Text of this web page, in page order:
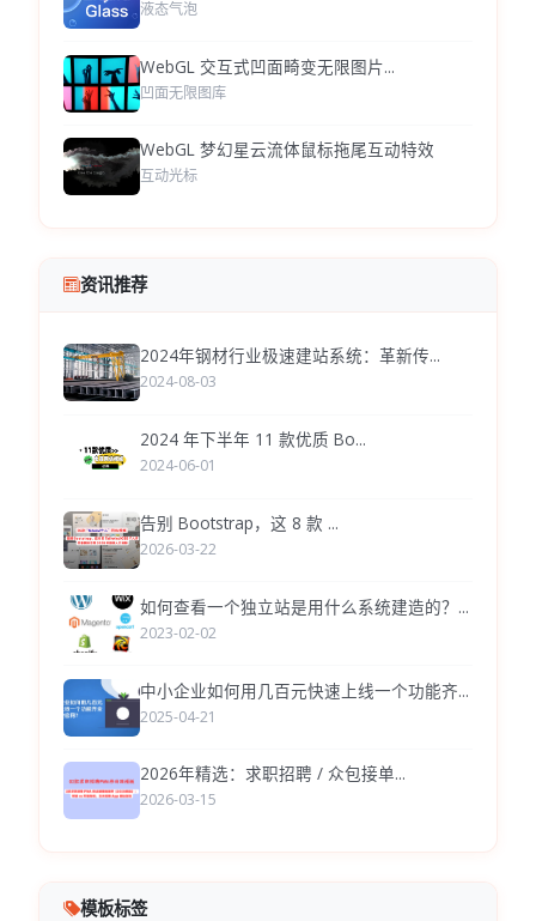
液态气泡
WebGL 交互式凹面畸变无限图片...
凹面无限图库
WebGL 梦幻星云流体鼠标拖尾互动特效
互动光标
资讯推荐
2024年钢材行业极速建站系统：革新传...
2024-08-03
2024 年下半年 11 款优质 Bo...
2024-06-01
告别 Bootstrap，这 8 款 ...
2026-03-22
如何查看一个独立站是用什么系统建造的？...
2023-02-02
中小企业如何用几百元快速上线一个功能齐...
2025-04-21
2026年精选：求职招聘 / 众包接单...
2026-03-15
模板标签